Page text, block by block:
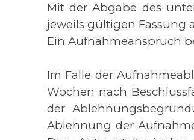
Mit der Abgabe des
jeweils gültigen Fassung
Ein Aufnahmeanspruch
Im Falle der
Wochen nach
der
Ablehnung der